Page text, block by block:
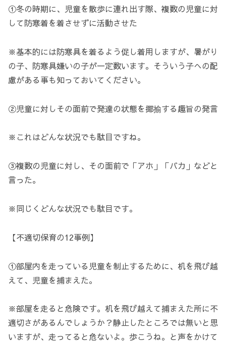
①冬の時期に、児童を散歩に連れ出す際、複数の児童に対
して防寒着を着させずに活動させた
※基本的には防寒具を着るよう促し着用しますが、暑がり
の子、防寒具嫌いの子が一定数います。そういう子への配
慮がある事も知っておいてください。
②児童に対しその面前で発達の状態を揶揄する趣旨の発言
※これはどんな状況でも駄目ですね。
③複数の児童に対し、その面前で「アホ」「バカ」などと
言った。
※同じくどんな状況でも駄目です。
【不適切保育の12事例】
①部屋内を走っている児童を制止するために、机を飛び越
えて、児童を捕まえた。
※部屋を走ると危険です。机を飛び越えて捕まえた所に不
適切さがあるんでしょうか？静止したところでは無いと思
いますが、走ってると危ないよ。歩こうね。と声をかけて